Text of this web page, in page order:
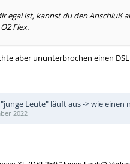
egal ist, kannst du den
Flex.
aber ununterbrochen einen
Leute" läuft aus -> wie
2022